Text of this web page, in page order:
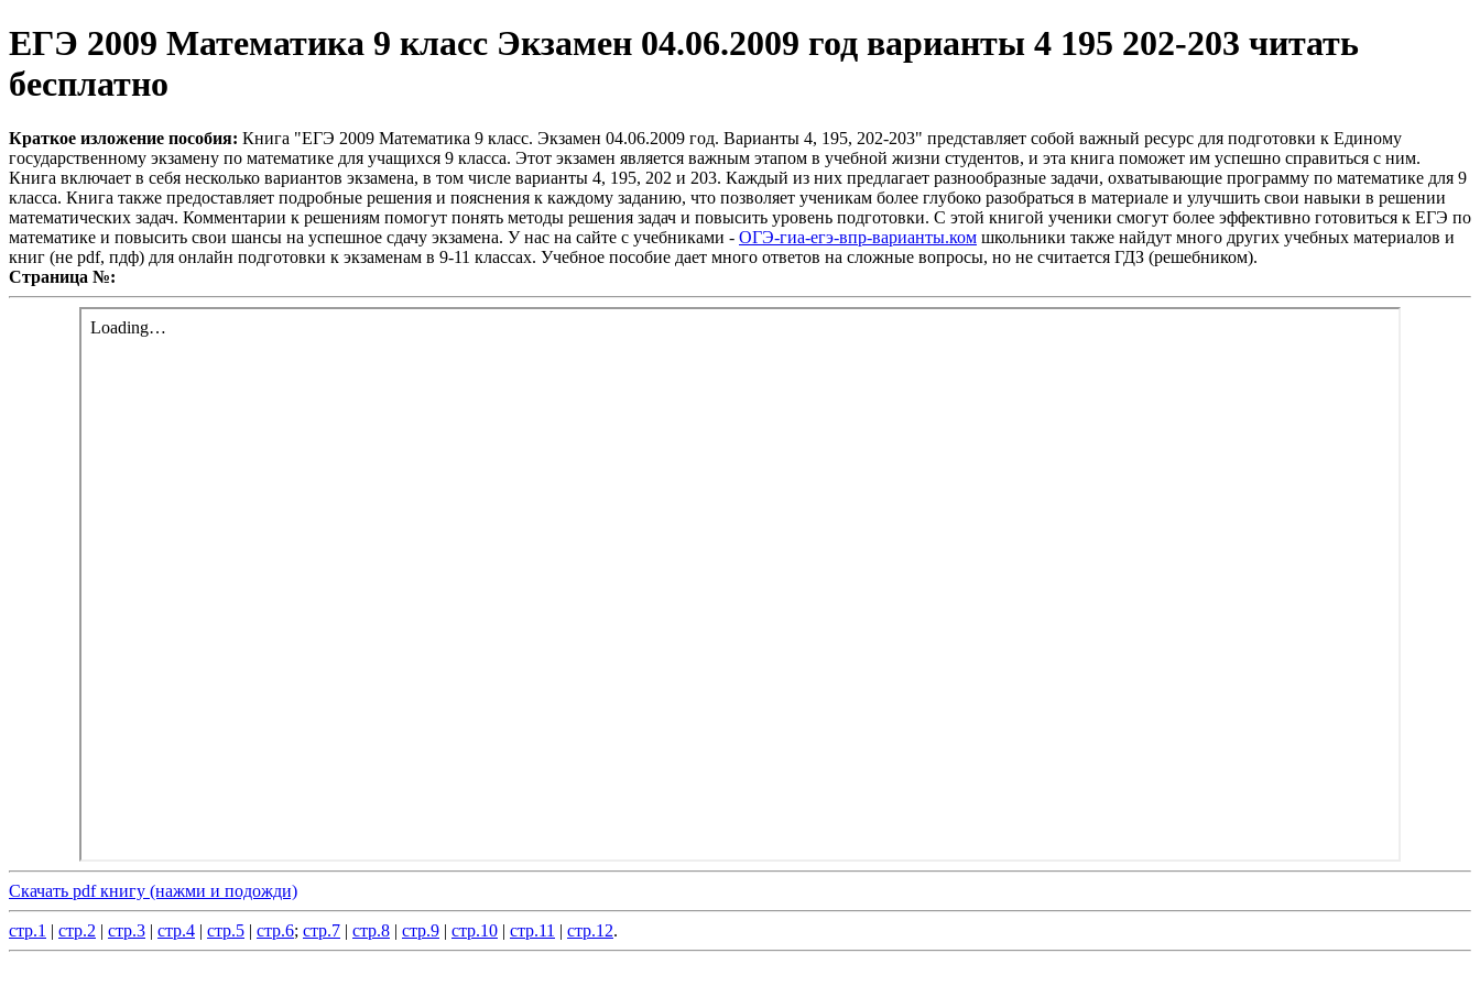
ЕГЭ 2009 Математика 9 класс Экзамен 04.06.2009 год варианты 4 195 202-203 читать
бесплатно
Краткое изложение пособия: Книга "ЕГЭ 2009 Математика 9 класс. Экзамен 04.06.2009 год. Варианты 4, 195, 202-203" представляет собой важный ресурс для подготовки к Единому
государственному экзамену по математике для учащихся 9 класса. Этот экзамен является важным этапом в учебной жизни студентов, и эта книга поможет им успешно справиться с ним.
Книга включает в себя несколько вариантов экзамена, в том числе варианты 4, 195, 202 и 203. Каждый из них предлагает разнообразные задачи, охватывающие программу по математике для 9
класса. Книга также предоставляет подробные решения и пояснения к каждому заданию, что позволяет ученикам более глубоко разобраться в материале и улучшить свои навыки в решении
математических задач. Комментарии к решениям помогут понять методы решения задач и повысить уровень подготовки. С этой книгой ученики смогут более эффективно готовиться к ЕГЭ по
математике и повысить свои шансы на успешное сдачу экзамена. У нас на сайте с учебниками - ОГЭ-гиа-егэ-впр-варианты.ком школьники также найдут много других учебных материалов и
книг (не pdf, пдф) для онлайн подготовки к экзаменам в 9-11 классах. Учебное пособие дает много ответов на сложные вопросы, но не считается ГДЗ (решебником).
Страница №:
Скачать pdf книгу (нажми и подожди)
стр.1 | стр.2 | стр.3 | стр.4 | стр.5 | стр.6; стр.7 | стр.8 | стр.9 | стр.10 | стр.11 | стр.12.